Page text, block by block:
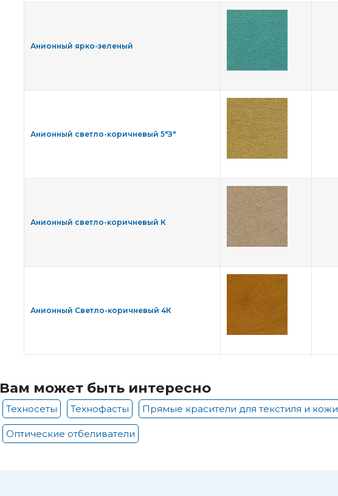
Анионный ярко-зеленый
Анионный светло-коричневый 5"З"
Анионный светло-коричневый К
Анионный Светло-коричневый 4К
Вам может быть интересно
Техносеты Технофасты Прямые красители для текстиля и кожи
Оптические отбеливатели